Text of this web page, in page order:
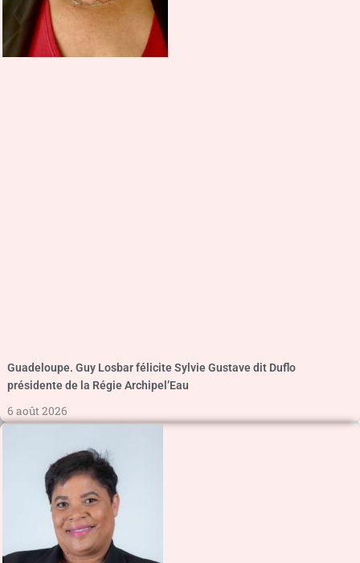
Guadeloupe. Guy Losbar félicite Sylvie Gustave dit Duflo
présidente de la Régie Archipel’Eau
6 août 2026